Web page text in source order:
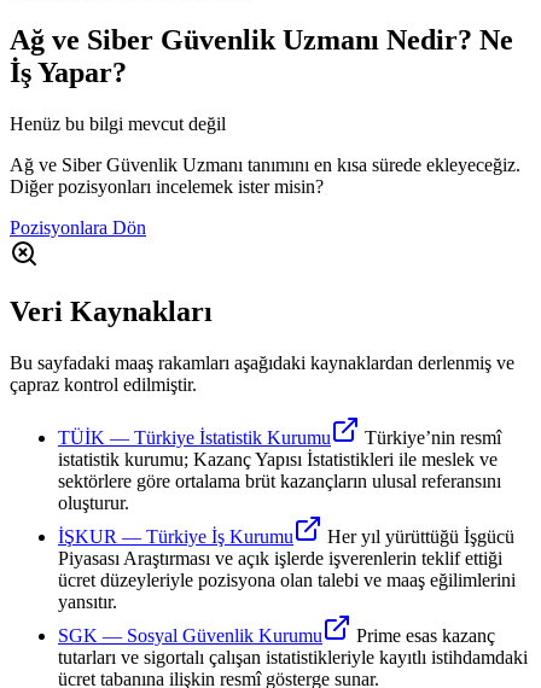
Ağ ve Siber Güvenlik Uzmanı Nedir? Ne
İş Yapar?
Henüz bu bilgi mevcut değil
Ağ ve Siber Güvenlik Uzmanı tanımını en kısa sürede ekleyeceğiz.
Diğer pozisyonları incelemek ister misin?
Pozisyonlara Dön
Veri Kaynakları
Bu sayfadaki maaş rakamları aşağıdaki kaynaklardan derlenmiş ve
çapraz kontrol edilmiştir.
TÜİK — Türkiye İstatistik Kurumu
Türkiye’nin resmî
istatistik kurumu; Kazanç Yapısı İstatistikleri ile meslek ve
sektörlere göre ortalama brüt kazançların ulusal referansını
oluşturur.
İŞKUR — Türkiye İş Kurumu
Her yıl yürüttüğü İşgücü
Piyasası Araştırması ve açık işlerde işverenlerin teklif ettiği
ücret düzeyleriyle pozisyona olan talebi ve maaş eğilimlerini
yansıtır.
SGK — Sosyal Güvenlik Kurumu
Prime esas kazanç
tutarları ve sigortalı çalışan istatistikleriyle kayıtlı istihdamdaki
ücret tabanına ilişkin resmî gösterge sunar.